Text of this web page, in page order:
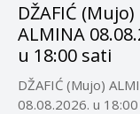
DŽAFIĆ (Mujo)
ALMINA
u 18:00 sati
DŽAFIĆ (Mujo)
08.08.2026. u